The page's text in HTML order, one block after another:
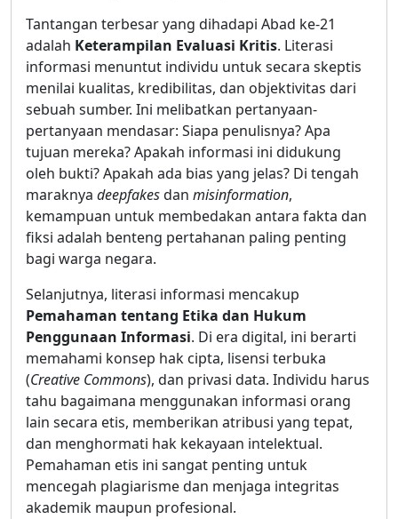
Tantangan terbesar yang dihadapi Abad ke-21
adalah Keterampilan Evaluasi Kritis. Literasi
informasi menuntut individu untuk secara skeptis
menilai kualitas, kredibilitas, dan objektivitas dari
sebuah sumber. Ini melibatkan pertanyaan-
pertanyaan mendasar: Siapa penulisnya? Apa
tujuan mereka? Apakah informasi ini didukung
oleh bukti? Apakah ada bias yang jelas? Di tengah
maraknya deepfakesdan misinformation,
kemampuan untuk membedakan antara fakta dan
fiksi adalah benteng pertahanan paling penting
bagi warga negara.
Selanjutnya, literasi informasi mencakup
Pemahaman tentang Etika dan Hukum
Penggunaan Informasi. Di era digital, ini berarti
memahami konsep hak cipta, lisensi terbuka
(Creative Commons), dan privasi data. Individu harus
tahu bagaimana menggunakan informasi orang
lain secara etis, memberikan atribusi yang tepat,
dan menghormati hak kekayaan intelektual.
Pemahaman etis ini sangat penting untuk
mencegah plagiarisme dan menjaga integritas
akademik maupun profesional.